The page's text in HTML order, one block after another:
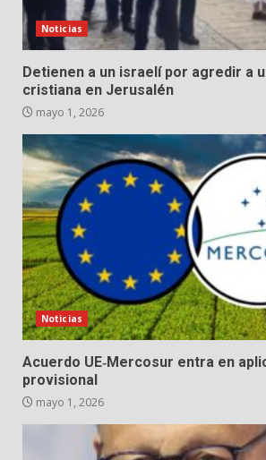
Noticias
Detienen a un israelí por agredir a
cristiana en Jerusalén
mayo 1, 2026
Noticias
Acuerdo UE‑Mercosur entra en
provisional
mayo 1, 2026